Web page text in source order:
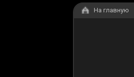
На главную